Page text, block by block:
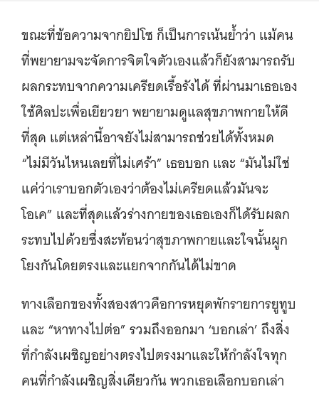
ขณะที่ข้อความจากยิปโซ ก็เป็นการเน้นย้ำว่า แม้คน
ที่พยายามจะจัดการจิตใจตัวเองแล้วก็ยังสามารถรับ
ผลกระทบจากความเครียดเรื้อรังได้ ที่ผ่านมาเธอเอง
ใช้ศิลปะเพื่อเยียวยา พยายามดูแลสุขภาพกายให้ดี
ที่สุด แต่เหล่านี้อาจยังไม่สามารถช่วยได้ทั้งหมด
“ไม่มีวันไหนเลยที่ไม่เศร้า” เธอบอก และ “มันไม่ใช่
แค่ว่าเราบอกตัวเองว่าต้องไม่เครียดแล้วมันจะ
โอเค” และที่สุดแล้วร่างกายของเธอเองก็ได้รับผลก
ระทบไปด้วยซึ่งสะท้อนว่าสุขภาพกายและใจนั้นผูก
โยงกันโดยตรงและแยกจากกันได้ไม่ขาด
ทางเลือกของทั้งสองสาวคือการหยุดพักรายการยูทูบ
และ “หาทางไปต่อ” รวมถึงออกมา ‘บอกเล่า’ ถึงสิ่ง
ที่กำลังเผชิญอย่างตรงไปตรงมาและให้กำลังใจทุก
คนที่กำลังเผชิญสิ่งเดียวกัน พวกเธอเลือกบอกเล่า